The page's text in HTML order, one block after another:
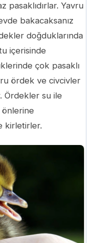
pasaklıdırlar. Yavru
bakacaksanız
doğduklarında
içerisinde
çok pasaklı
ördek ve civcivler
Ördekler su ile
kirletirler.